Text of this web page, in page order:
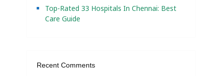
Top-Rated 33 Hospitals In Chennai: Best
Care Guide
Recent Comments